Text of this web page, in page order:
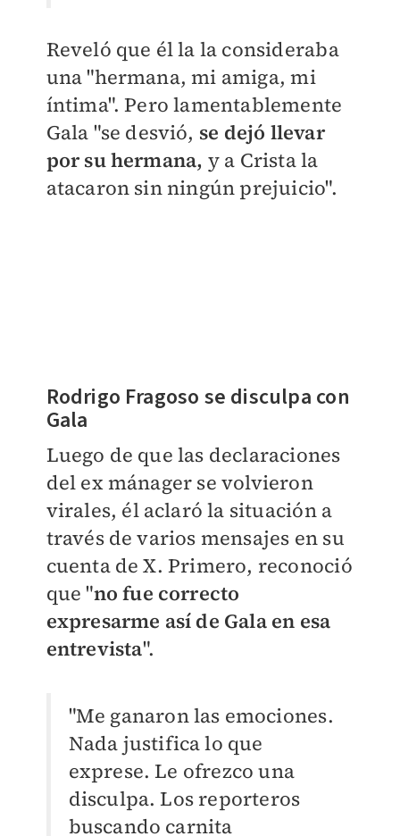
Reveló que él la la consideraba
una "hermana, mi amiga, mi
íntima". Pero lamentablemente
Gala "se desvió, se dejó llevar
por su hermana, y a Crista la
atacaron sin ningún prejuicio".
Rodrigo Fragoso se disculpa con
Gala
Luego de que las declaraciones
del ex mánager se volvieron
virales, él aclaró la situación a
través de varios mensajes en su
cuenta de X. Primero, reconoció
que "no fue correcto
expresarme así de Gala en esa
entrevista".
"Me ganaron las emociones.
Nada justifica lo que
exprese. Le ofrezco una
disculpa. Los reporteros
buscando carnita